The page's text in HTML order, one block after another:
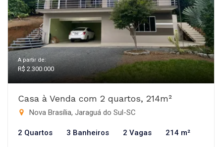
A partir de:
R$ 2.300.000
Casa à Venda com 2 quartos, 214m²
Nova Brasília, Jaraguá do Sul-SC
2 Quartos 3 Banheiros 2 Vagas 214 m²